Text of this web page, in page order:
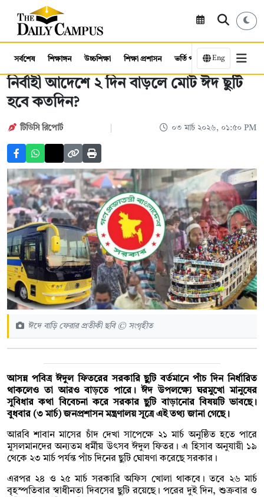
সর্বশেষ শিক্ষাঙ্গন উচ্চশিক্ষা শিক্ষা প্রশাসন ভর্তি পরীক্ষা কর্মসংস্থান
Eng
নির্বাহী আদেশে ২ দিন বাড়লে মোট ঈদ ছুটি
হবে কতদিন?
টিডিসি ‍রিপোর্ট ০৩ মার্চ ২০২৬, ০১:৫০ PM
ঈদে বাড়ি ফেরার প্রতীকী ছবি © সংগৃহীত
আসন্ন পবিত্র ঈদুল ফিতরের সরকারি ছুটি বর্তমানে পাঁচ দিন নির্ধারিত
থাকলেও তা আরও বাড়তে পারে। ঈদ উপলক্ষ্যে ঘরমুখো মানুষের
সুবিধার কথা বিবেচনা করে সরকার ছুটি বাড়ানোর বিষয়টি ভাবছে।
বুধবার (৩ মার্চ) জনপ্রশাসন মন্ত্রণালয় সূত্রে এই তথ্য জানা গেছে।
আরবি শাবান মাসের চাঁদ দেখা সাপেক্ষে ২১ মার্চ অনুষ্ঠিত হতে পারে
মুসলমানদের অন্যতম ধর্মীয় উৎসব ঈদুল ফিতর। এ হিসাব অনুযায়ী ১৯
থেকে ২৩ মার্চ পর্যন্ত পাঁচ দিনের ছুটি ঘোষণা করেছে সরকার।
এরপর ২৪ ও ২৫ মার্চ সরকারি অফিস খোলা থাকবে। তবে ২৬ মার্চ
বৃহস্পতিবার স্বাধীনতা দিবসের ছুটি রয়েছে। পরের দুই দিন, শুক্রবার ও